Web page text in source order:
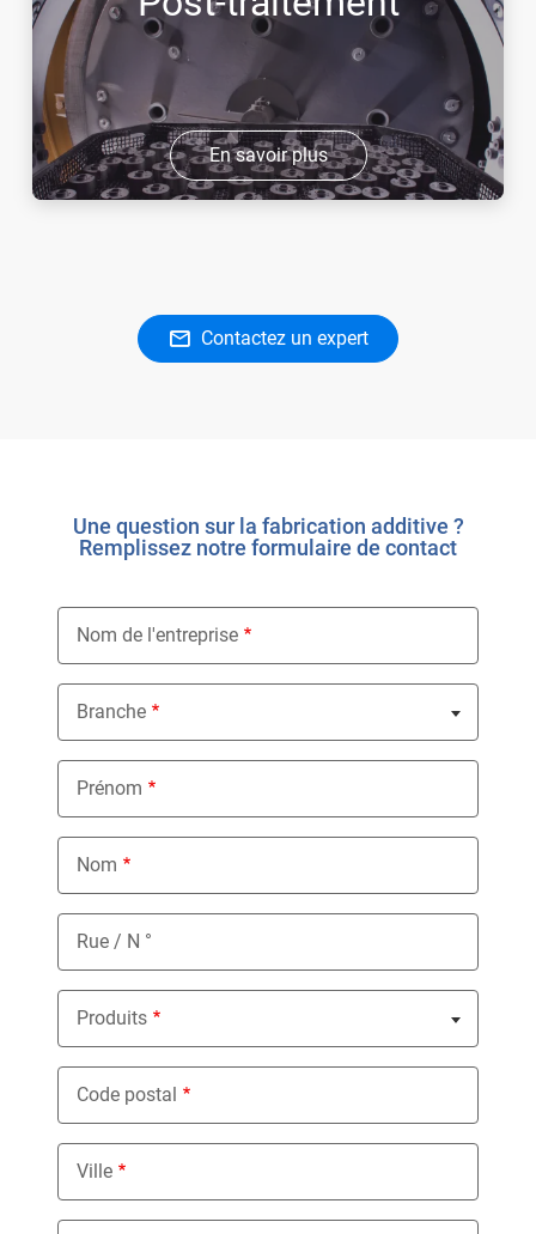
En savoir plus
Contactez un expert
Une question sur la fabrication additive ?
Remplissez notre formulaire de contact
Nom de l'entreprise
Branche
Nothing selected
Prénom
Nom
Rue / N °
Produits
Nothing selected
Code postal
Ville